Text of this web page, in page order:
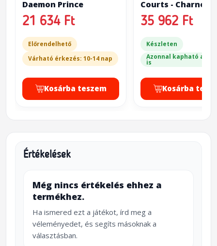
Daemon Prince
21 634 Ft
Előrendelhető
Várható érkezés: 10-14 nap
Kosárba teszem
Courts - Charnel
35 962 Ft
Készleten
Azonnal kapható a
is
Kosárba
Értékelések
Még nincs értékelés ehhez a
termékhez.
Ha ismered ezt a játékot, írd meg a
véleményedet, és segíts másoknak a
választásban.